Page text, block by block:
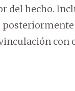
del hecho.
con